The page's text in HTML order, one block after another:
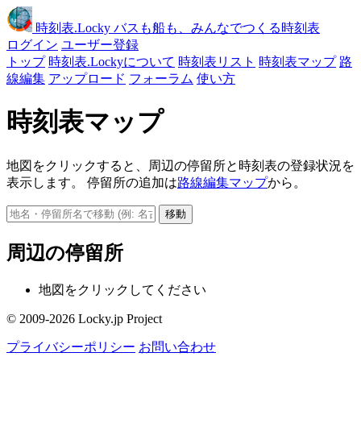
時刻表.Locky バスも船も、みんなでつくる時刻表
ログイン ユーザー登録
トップ 時刻表.Lockyについて 時刻表リスト 時刻表マップ 路
線編集 アップロード フォーラム 使い方
時刻表マップ
地図をクリックすると、周辺の停留所と時刻表の登録状況を
表示します。 停留所の追加は路線編集マップから。
移動
周辺の停留所
地図をクリックしてください
© 2009-2026 Locky.jp Project
プライバシーポリシー お問い合わせ